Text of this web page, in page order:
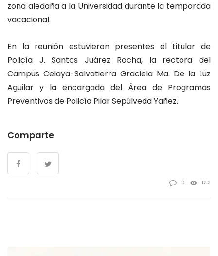
zona aledaña a la Universidad durante la temporada
vacacional.
En la reunión estuvieron presentes el titular de
Policía J. Santos Juárez Rocha, la rectora del
Campus Celaya-Salvatierra Graciela Ma. De la Luz
Aguilar y la encargada del Área de Programas
Preventivos de Policía Pilar Sepúlveda Yañez.
Comparte
0 122